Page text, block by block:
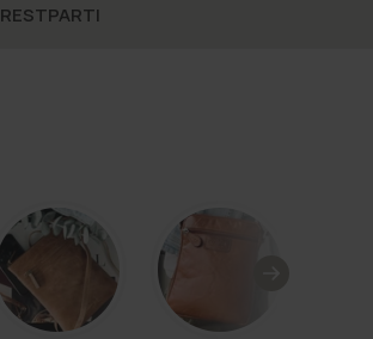
RESTPARTI